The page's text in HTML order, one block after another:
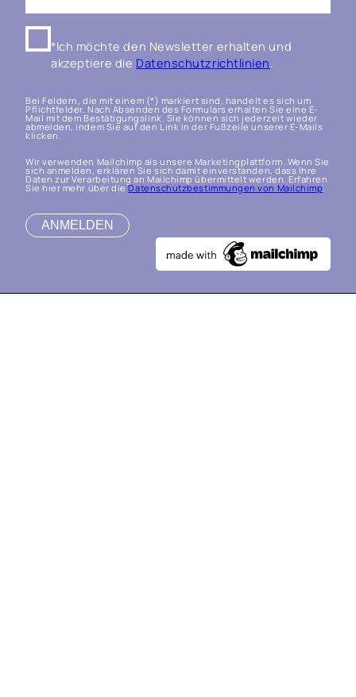
*Ich möchte den Newsletter erhalten und
akzeptiere die Datenschutzrichtlinien.
Bei Feldern, die mit einem (*) markiert sind, handelt es sich um
Pflichtfelder. Nach Absenden des Formulars erhalten Sie eine E-
Mail mit dem Bestätigungslink. Sie können sich jederzeit wieder
abmelden, indem Sie auf den Link in der Fußzeile unserer E-Mails
klicken.
Wir verwenden Mailchimp als unsere Marketingplattform. Wenn Sie
sich anmelden, erklären Sie sich damit einverstanden, dass Ihre
Daten zur Verarbeitung an Mailchimp übermittelt werden. Erfahren
Sie hier mehr über dieDatenschutzbestimmungen von Mailchimp.